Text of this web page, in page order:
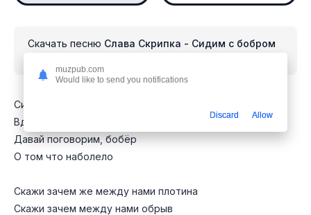
Скачать песню Слава Скрипка - Сидим с бобром
Сидим с бобром за столом
Вдвоём, на ужин готовим полено
Давай поговорим, бобёр
О том что наболело
Скажи зачем же между нами плотина
Скажи зачем между нами обрыв
muzpub.com
Would like to send you notifications
Discard Allow